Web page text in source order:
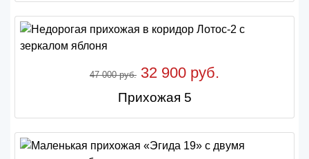
47 000 руб. 32 900 руб.
Прихожая 5